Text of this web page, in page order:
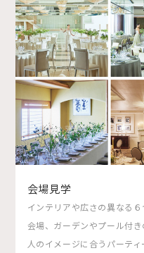
会場見学
インテリアや広さの異なる
会場、ガーデンやプール付
人のイメージに合うパーティ